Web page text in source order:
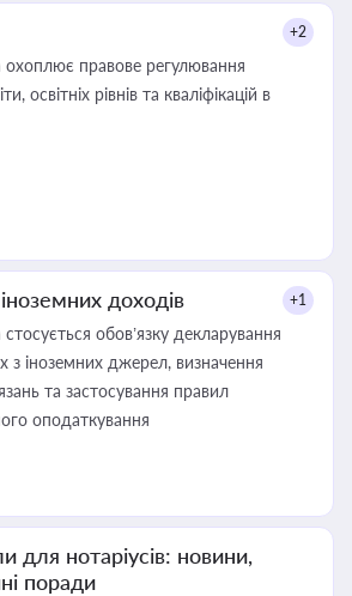
+2
охоплює правове регулювання
освітніх рівнів та кваліфікацій в
доходів +1
стосується обов’язку декларування
з іноземних джерел, визначення
та застосування правил
оподаткування
для нотаріусів: новини,
поради